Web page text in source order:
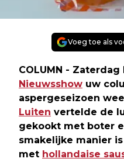
Voeg toe als
COLUMN -
Nieuwsshow uw
aspergeseizoen
Luiten vertelde de
gekookt met boter
smakelijke manier
met hollandaise